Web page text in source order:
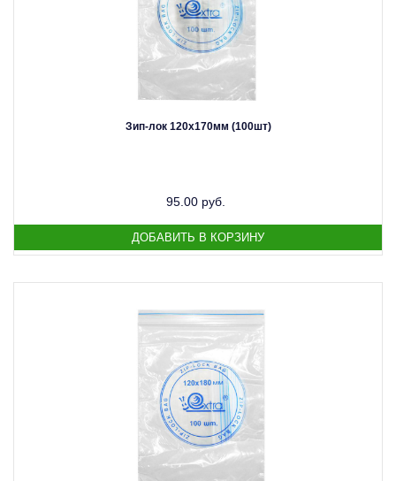
Зип-лок 120х170мм (100шт)
95.00 руб.